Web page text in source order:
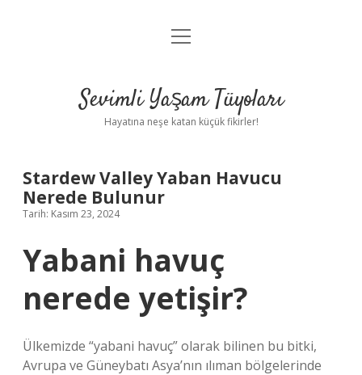
Anasayfa
Yasal Uyarı
menüyü
Sevimli Yaşam Tüyoları
Hayatına neşe katan küçük fikirler!
Stardew Valley Yaban Havucu
Nerede Bulunur
Tarih: Kasım 23, 2024
Yabani havuç
nerede yetişir?
Ülkemizde “yabani havuç” olarak bilinen bu bitki,
Avrupa ve Güneybatı Asya’nın ılıman bölgelerinde